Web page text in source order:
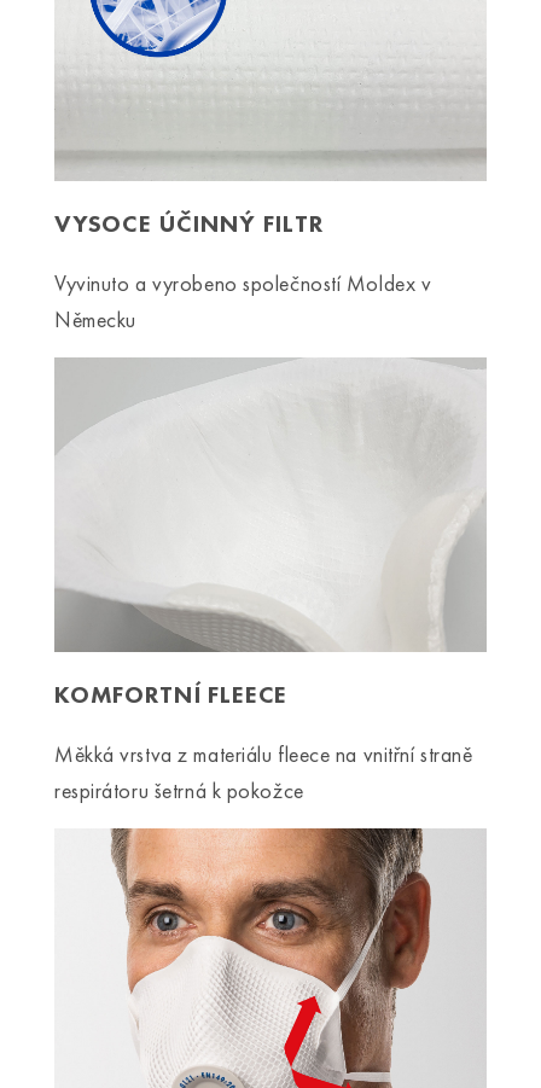
VYSOCE ÚČINNÝ FILTR
Vyvinuto a vyrobeno společností Moldex v
Německu
KOMFORTNÍ FLEECE
Měkká vrstva z materiálu fleece na vnitřní straně
respirátoru šetrná k pokožce